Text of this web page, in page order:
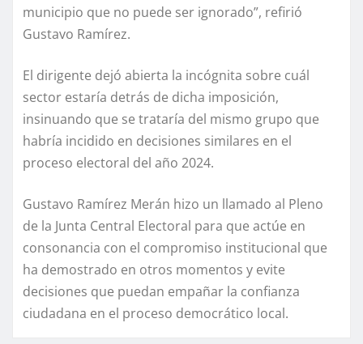
municipio que no puede ser ignorado”, refirió
Gustavo Ramírez.
El dirigente dejó abierta la incógnita sobre cuál
sector estaría detrás de dicha imposición,
insinuando que se trataría del mismo grupo que
habría incidido en decisiones similares en el
proceso electoral del año 2024.
Gustavo Ramírez Merán hizo un llamado al Pleno
de la Junta Central Electoral para que actúe en
consonancia con el compromiso institucional que
ha demostrado en otros momentos y evite
decisiones que puedan empañar la confianza
ciudadana en el proceso democrático local.